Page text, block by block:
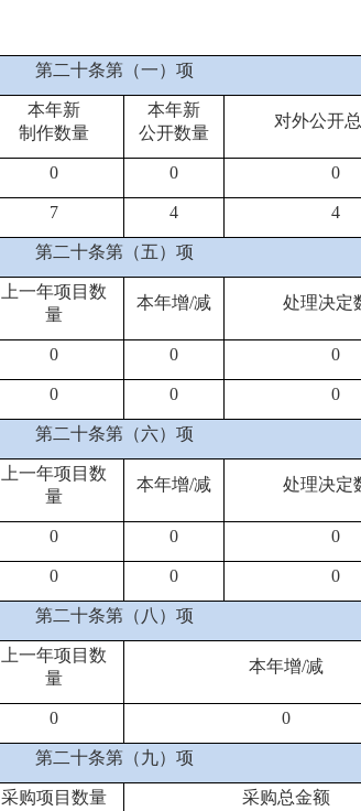
第二十条第（一）项
本年新
制作数量
本年新
公开数量
对外公开
0 0 0
7 4 4
第二十条第（五）项
上一年项目数
量
本年增/减 处理决定
0 0 0
0 0 0
第二十条第（六）项
上一年项目数
量
本年增/减 处理决定
0 0 0
0 0 0
第二十条第（八）项
上一年项目数
量
本年增/减
0 0
第二十条第（九）项
采购项目数量 采购总金额